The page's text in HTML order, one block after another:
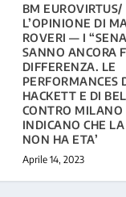
BM EUROVIRTUS/
L’OPINIONE DI
ROVERI — I
SANNO ANCORA
DIFFERENZA. LE
PERFORMANCES
HACKETT E DI
CONTRO MILANO
INDICANO CHE LA
NON HA ETA’
Aprile 14, 2023